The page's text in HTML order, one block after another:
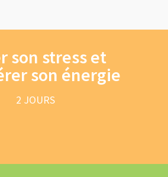
son stress et
son énergie
2 JOURS